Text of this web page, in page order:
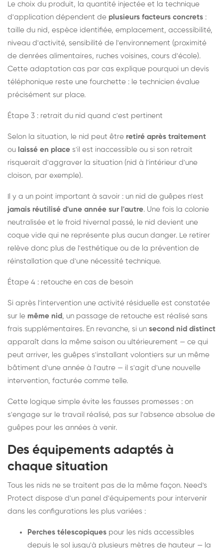
Le choix du produit, la quantité injectée et la technique
d'application dépendent de plusieurs facteurs concrets :
taille du nid, espèce identifiée, emplacement, accessibilité,
niveau d'activité, sensibilité de l'environnement (proximité
de denrées alimentaires, ruches voisines, cours d'école).
Cette adaptation cas par cas explique pourquoi un devis
téléphonique reste une fourchette : le technicien évalue
précisément sur place.
Étape 3 : retrait du nid quand c'est pertinent
Selon la situation, le nid peut être retiré après traitement
ou laissé en place s'il est inaccessible ou si son retrait
risquerait d'aggraver la situation (nid à l'intérieur d'une
cloison, par exemple).
Il y a un point important à savoir : un nid de guêpes n'est
jamais réutilisé d'une année sur l'autre. Une fois la colonie
neutralisée et le froid hivernal passé, le nid devient une
coque vide qui ne représente plus aucun danger. Le retirer
relève donc plus de l'esthétique ou de la prévention de
réinstallation que d'une nécessité technique.
Étape 4 : retouche en cas de besoin
Si après l'intervention une activité résiduelle est constatée
sur le même nid , un passage de retouche est réalisé sans
frais supplémentaires. En revanche, si un second nid distinct
apparaît dans la même saison ou ultérieurement — ce qui
peut arriver, les guêpes s'installant volontiers sur un même
bâtiment d'une année à l'autre — il s'agit d'une nouvelle
intervention, facturée comme telle.
Cette logique simple évite les fausses promesses : on
s'engage sur le travail réalisé, pas sur l'absence absolue de
guêpes pour les années à venir.
Des équipements adaptés à
chaque situation
Tous les nids ne se traitent pas de la même façon. Need's
Protect dispose d'un panel d'équipements pour intervenir
dans les configurations les plus variées :
Perches télescopiques pour les nids accessibles
depuis le sol jusqu'à plusieurs mètres de hauteur — la